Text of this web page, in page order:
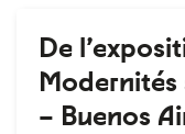
De
Modernités
– Buenos